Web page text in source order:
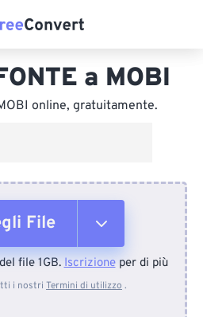
a MOBI
online, gratuitamente.
File
dispositivo
file 1GB.Iscrizioneper di più
i nostri Termini di utilizzo .